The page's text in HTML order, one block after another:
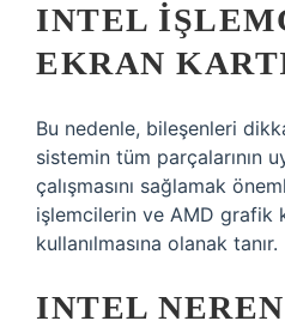
INTEL
EKRAN
Bu nedenle, bileşenleri
sistemin tüm parçalarının
çalışmasını sağlamak
işlemcilerin ve AMD grafik
kullanılmasına olanak tanır.
INTEL